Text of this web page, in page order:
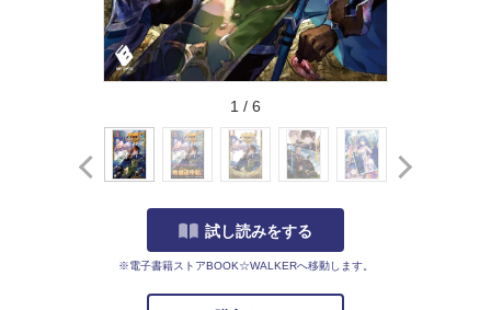
1 / 6
試し読みをする
※電子書籍ストアBOOK☆WALKERへ移動します。